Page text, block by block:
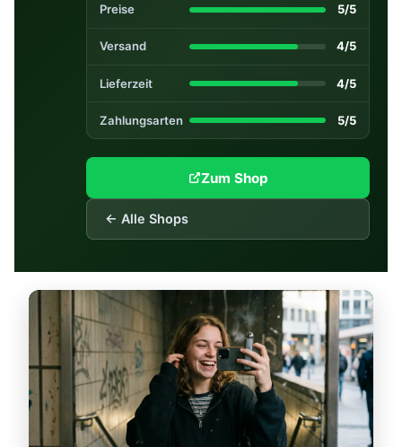
Preise 5/5
Versand 4/5
Lieferzeit 4/5
Zahlungsarten 5/5
Zum Shop
← Alle Shops